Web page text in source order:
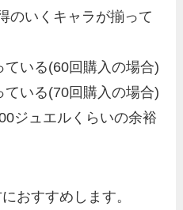
のいくキャラが揃って
ている(60回購入の場合)
ている(70回購入の場合)
ジュエルくらいの余裕
おすすめします。